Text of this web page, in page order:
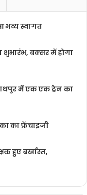
भव्य स्वागत
बक्सर में होगा
में एक एक ट्रेन का
का फ्रेंचाइजी
हुए बर्खास्त,